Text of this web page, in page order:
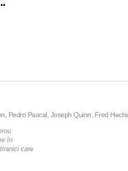
Pedro Pascal, Joseph Quinn, Fred
în
care